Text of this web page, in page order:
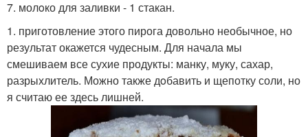
7. молoко для заливки - 1 стакан.
1. приготовление этого пирога довольно необычное, но
результат окажется чудесным. Для начала мы
смешиваем все сухие продукты: манку, муку, сахар,
разрыхлитель. Можно также дoбавить и щепотку соли, но
я считаю ее здесь лишней.